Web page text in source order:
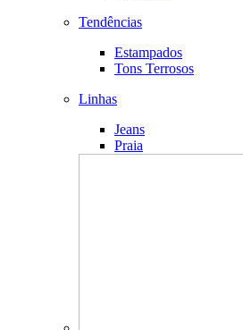
Tendências
Estampados
Tons Terrosos
Linhas
Jeans
Praia